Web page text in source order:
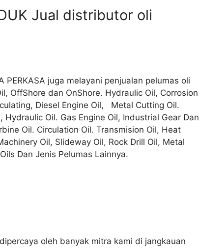
Jual distributor oli
juga melayani penjualan pelumas oli
OffShore dan OnShore. Hydraulic Oil, Corrosion
Diesel Engine Oil, Metal Cutting Oil.
Oil. Gas Engine Oil, Industrial Gear Dan
Oil. Circulation Oil. Transmision Oil, Heat
Oil, Slideway Oil, Rock Drill Oil, Metal
Dan Jenis Pelumas Lainnya.
oleh banyak mitra kami di jangkauan